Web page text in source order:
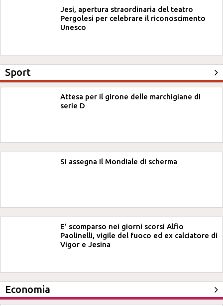
Jesi, apertura straordinaria del teatro
Pergolesi per celebrare il riconoscimento
Unesco
Sport
Attesa per il girone delle marchigiane di
serie D
Si assegna il Mondiale di scherma
E' scomparso nei giorni scorsi Alfio
Paolinelli, vigile del fuoco ed ex calciatore di
Vigor e Jesina
Economia